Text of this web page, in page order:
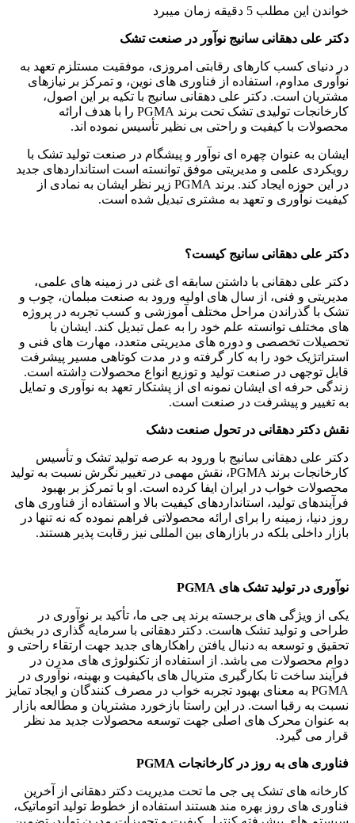
خواندن این مطلب 5 دقیقه زمان میبرد
دکتر علی دهقانی سانیج نوآور در صنعت تشک
در دنیای کسب کارهای رقابتی امروزی، موفقیت مستلزم تعهد به
نوآوری مداوم، استفاده از فناوری های نوین، و تمرکز بر نیازهای
مشتریان است. دکتر علی دهقانی سانیج با تکیه بر این اصول،
کارخانجات تولیدی تشک تحت برند PGMA را با هدف ارائه
محصولات با کیفیت و راحتی بی نظیر تأسیس نموده اند.
ایشان به عنوان چهره ای نوآور و پیشگام در صنعت تولید تشک با
رویکردی علمی و مدیریتی موفق توانسته است استانداردهای جدید
در این حوزه ایجاد کند. برند PGMA زیر نظر ایشان به نمادی از
کیفیت نوآوری و تعهد به مشتری تبدیل شده است.
دکتر علی دهقانی سانیج کیست؟
دکتر علی دهقانی با داشتن سابقه ای غنی در زمینه های علمی،
مدیریتی و فنی، از سال های اولیه ورود به صنعت مبلمان، چوب و
تشک با گذراندن مراحل مختلف آموزشی و کسب تجربه در پروژه
های مختلف توانسته علم خود را به عمل تبدیل کند. ایشان با
تحصیلات تخصصی و دوره های مدیریتی متعدد، مهارت های فنی و
استراتژیک خود را به کار گرفته و در مدت کوتاهی مسیر پیشرفت
قابل توجهی در صنعت تولید و توزیع انواع محصولات داشته است.
زندگی حرفه ای ایشان نمونه ای از پشتکار تعهد به نوآوری و تمایل
به تغییر و پیشرفت در صنعت است.
نقش دکتر دهقانی در تحول صنعت دشک
دکتر علی دهقانی سانیج با ورود به عرصه تولید تشک و تأسیس
کارخانجات برند PGMA، نقش مهمی در تغییر نگرش نسبت به تولید
محصولات خواب در ایران ایفا کرده است. او با تمرکز بر بهبود
فرآیندهای تولید، استانداردهای کیفیت بالا و استفاده از فناوری های
روز دنیا، زمینه را برای ارائه محصولاتی فراهم نموده که نه تنها در
بازار داخلی بلکه در بازارهای بین المللی نیز رقابت پذیر هستند.
نوآوری در تولید تشک های PGMA
یکی از ویژگی های برجسته برند پی جی ما، تأکید بر نوآوری در
طراحی و تولید تشک هاست. دکتر دهقانی با سرمایه گذاری در بخش
تحقیق و توسعه به دنبال یافتن راهکارهای جدید جهت ارتقاء راحتی و
دوام محصولات می باشد. از استفاده از تکنولوژی های مدرن در
فرآیند ساخت تا بکارگیری متریال های باکیفیت و بهینه، نوآوری در
PGMA به معنای بهبود تجربه خواب در مصرف کنندگان و ایجاد تمایز
نسبت به رقبا است. در این راستا بازخورد مشتریان و مطالعه بازار
به عنوان محرک های اصلی جهت توسعه محصولات جدید مد نظر
قرار می گیرد.
فناوری های به روز در کارخانجات PGMA
کارخانه های تشک پی جی ما تحت مدیریت دکتر دهقانی از آخرین
فناوری های روز بهره مند هستند استفاده از خطوط تولید اتوماتیک،